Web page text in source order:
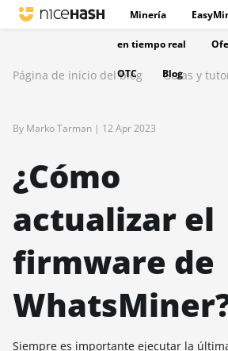
Minería
en tiempo real
OTC Blog
Página de inicio del blog Guías y
By Marko Tarman | 12 Apr 2023
¿Cómo
actualizar el
firmware de
Siempre es importante ejecutar la